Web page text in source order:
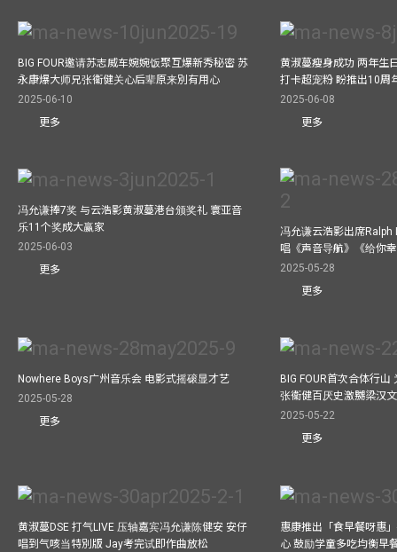
BIG FOUR邀请苏志威车婉婉饭聚互爆新秀秘密 苏
永康爆大师兄张衞健关心后辈原来別有用心
2025-06-10
更多
黄淑蔓瘦身成功 两年生
打卡超宠粉 盼推出10周
2025-06-08
更多
冯允谦捧7奖 与云浩影黄淑蔓港台颁奖礼 寰亚音
乐11个奖成大赢家
2025-06-03
更多
冯允谦云浩影出席
唱《声音导航》《给你
2025-05-28
更多
Nowhere Boys广州音乐会 电影式摇磙显才艺
2025-05-28
更多
BIG FOUR首次合体行
张衞健百厌史激嬲梁汉
2025-05-22
更多
黄淑蔓DSE 打气LIVE 压轴嘉宾冯允谦陈健安 安仔
唱到气咳当特別版 Jay考完试即作曲放松
惠康推出「食早餐呀惠
心 鼓励学童多吃均衡早